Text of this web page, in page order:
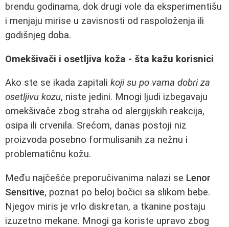
brendu godinama, dok drugi vole da eksperimentišu
i menjaju mirise u zavisnosti od raspoloženja ili
godišnjeg doba.
Omekšivači i osetljiva koža - šta kažu korisnici
Ako ste se ikada zapitali koji su po vama dobri za
osetljivu kozu, niste jedini. Mnogi ljudi izbegavaju
omekšivače zbog straha od alergijskih reakcija,
osipa ili crvenila. Srećom, danas postoji niz
proizvoda posebno formulisanih za nežnu i
problematičnu kožu.
Među najčešće preporučivanima nalazi se Lenor
Sensitive, poznat po beloj bočici sa slikom bebe.
Njegov miris je vrlo diskretan, a tkanine postaju
izuzetno mekane. Mnogi ga koriste upravo zbog